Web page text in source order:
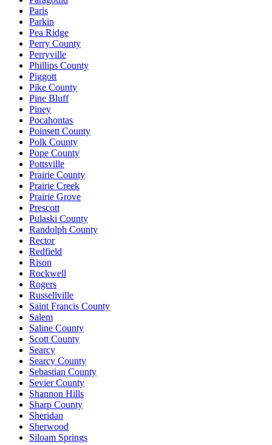
Paris
Parkin
Pea Ridge
Perry County
Perryville
Phillips County
Piggott
Pike County
Pine Bluff
Piney
Pocahontas
Poinsett County
Polk County
Pope County
Pottsville
Prairie County
Prairie Creek
Prairie Grove
Prescott
Pulaski County
Randolph County
Rector
Redfield
Rison
Rockwell
Rogers
Russellville
Saint Francis County
Salem
Saline County
Scott County
Searcy
Searcy County
Sebastian County
Sevier County
Shannon Hills
Sharp County
Sheridan
Sherwood
Siloam Springs